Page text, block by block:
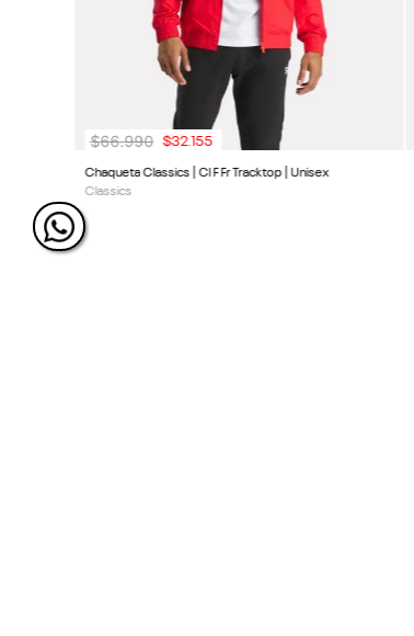
Chaqueta Classics | Cl F Fr Tracktop | Unisex
Classics
$66.990 $32.155